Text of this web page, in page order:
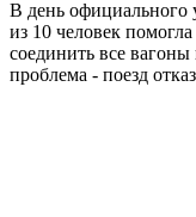
В день официального
из 10 человек
соединить все
проблема - поезд